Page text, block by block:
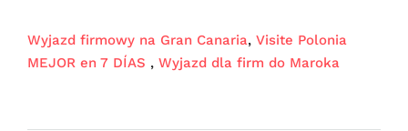
Wyjazd firmowy na Gran Canaria, Visite Polonia
MEJOR en 7 DÍAS , Wyjazd dla firm do Maroka